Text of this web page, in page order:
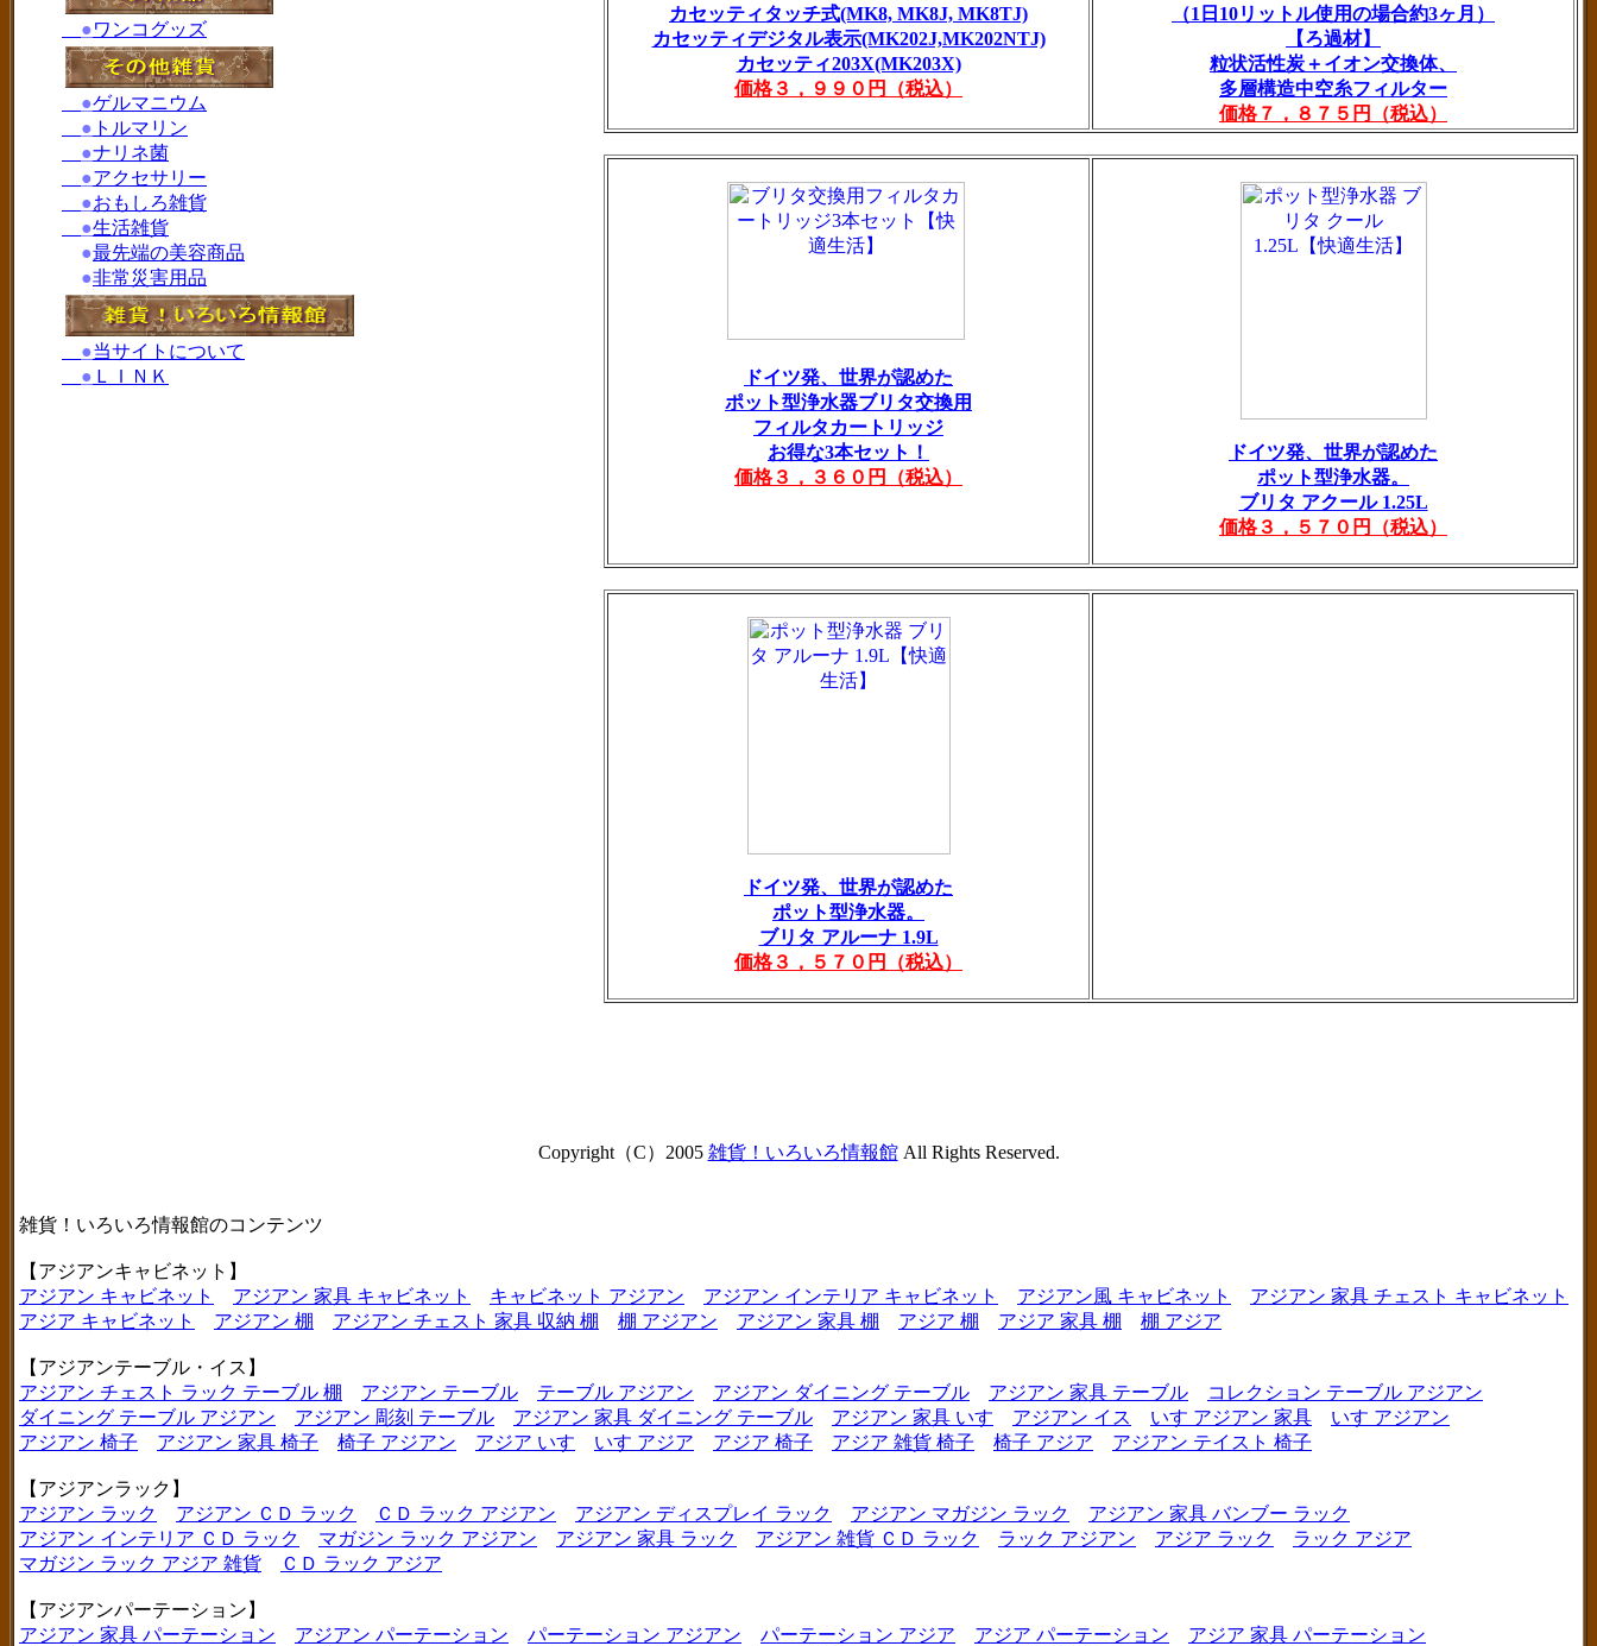
カセッティタッチ式(MK8, MK8J, MK8TJ)
カセッティデジタル表示(MK202J,MK202NTJ)
カセッティ203X(MK203X)
価格３，９９０円（税込）
（1日10リットル使用の場合約3ヶ月）
【ろ過材】
粒状活性炭＋イオン交換体、
多層構造中空糸フィルター
価格７，８７５円（税込）
ドイツ発、世界が認めた
ポット型浄水器ブリタ交換用
フィルタカートリッジ
お得な3本セット！
価格３，３６０円（税込）
ドイツ発、世界が認めた
ポット型浄水器。
ブリタ アクール 1.25L
価格３，５７０円（税込）
ドイツ発、世界が認めた
ポット型浄水器。
ブリタ アルーナ 1.9L
価格３，５７０円（税込）
●ワンコグッズ
●ゲルマニウム
● トルマリン
●ナリネ菌
●アクセサリー
●おもしろ雑貨
●生活雑貨
●最先端の美容商品
●非常災害用品
●当サイトについて
● ＬＩＮＫ
Copyright（C）2005 雑貨！いろいろ情報館All Rights Reserved.
雑貨！いろいろ情報館のコンテンツ
【アジアンキャビネット】
アジアン キャビネット
アジアン 家具 キャビネット キャビネット アジアン アジアン インテリア キャビネット アジアン風 キャビネット
アジアン 家具 チェスト キャビネット
アジア キャビネット
アジアン 棚 アジアン チェスト 家具 収納 棚 棚 アジアン アジアン 家具 棚 アジア 棚 アジア 家具 棚 棚 アジア
【アジアンテーブル・イス】
アジアン チェスト ラック テーブル 棚
アジアン テーブル テーブル アジアン アジアン ダイニング テーブル アジアン 家具 テーブル
コレクション テーブル アジアン
ダイニング テーブル アジアン
アジアン 彫刻 テーブル アジアン 家具 ダイニング テーブル アジアン 家具 いす アジアン イス いす アジアン 家具
いす アジアン
アジアン 椅子
アジアン 家具 椅子 椅子 アジアン アジア いす いす アジア アジア 椅子 アジア 雑貨 椅子 椅子 アジア アジアン テイスト 椅子
【アジアンラック】
アジアン ラック
アジアン ＣＤ ラック ＣＤ ラック アジアン アジアン ディスプレイ ラック アジアン マガジン ラック
アジアン 家具 バンブー ラック
アジアン インテリア ＣＤ ラック
マガジン ラック アジアン アジアン 家具 ラック アジアン 雑貨 ＣＤ ラック ラック アジアン アジア ラック
ラック アジア
マガジン ラック アジア 雑貨
ＣＤ ラック アジア
【アジアンパーテーション】
アジアン 家具 パーテーション
アジアン パーテーション パーテーション アジアン パーテーション アジア アジア パーテーション
アジア 家具 パーテーション